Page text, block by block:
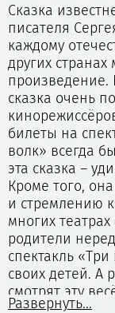
Сказка
писателя
каждому
других
произведение.
сказка очень
билеты на
волк» всегда
эта сказка –
Кроме того,
и стремлению
многих
родители
спектакль
своих детей. А
смотрят эту
Развернуть...